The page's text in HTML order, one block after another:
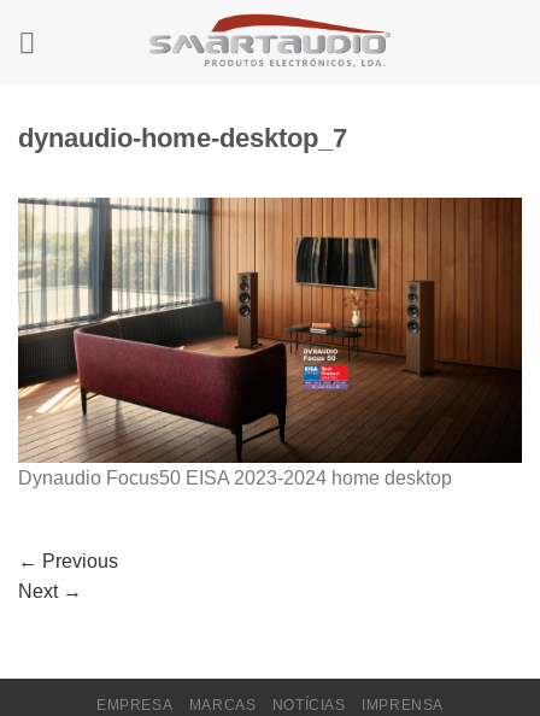
dynaudio-home-desktop_7
Dynaudio Focus50 EISA 2023-2024 home desktop
← Previous
Next →
EMPRESA MARCAS NOTÍCIAS IMPRENSA